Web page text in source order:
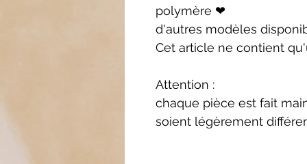
polymère ❤
d'autres modèles
Cet article ne contient
Attention :
chaque pièce est fait
soient légèrement